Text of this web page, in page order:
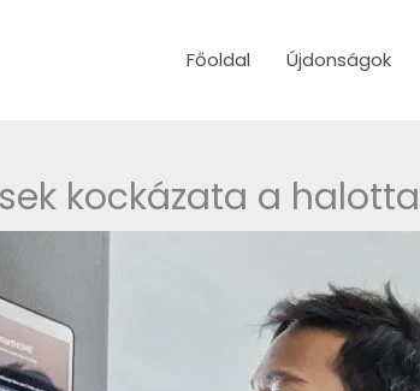
Főoldal Újdonságok
kockázata a